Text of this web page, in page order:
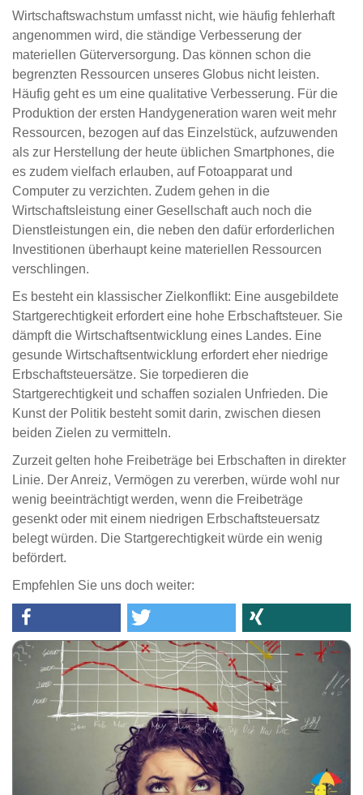
Wirtschaftswachstum umfasst nicht, wie häufig fehlerhaft
angenommen wird, die ständige Verbesserung der
materiellen Güterversorgung. Das können schon die
begrenzten Ressourcen unseres Globus nicht leisten.
Häufig geht es um eine qualitative Verbesserung. Für die
Produktion der ersten Handygeneration waren weit mehr
Ressourcen, bezogen auf das Einzelstück, aufzuwenden
als zur Herstellung der heute üblichen Smartphones, die
es zudem vielfach erlauben, auf Fotoapparat und
Computer zu verzichten. Zudem gehen in die
Wirtschaftsleistung einer Gesellschaft auch noch die
Dienstleistungen ein, die neben den dafür erforderlichen
Investitionen überhaupt keine materiellen Ressourcen
verschlingen.
Es besteht ein klassischer Zielkonflikt: Eine ausgebildete
Startgerechtigkeit erfordert eine hohe Erbschaftsteuer. Sie
dämpft die Wirtschaftsentwicklung eines Landes. Eine
gesunde Wirtschaftsentwicklung erfordert eher niedrige
Erbschaftsteuersätze. Sie torpedieren die
Startgerechtigkeit und schaffen sozialen Unfrieden. Die
Kunst der Politik besteht somit darin, zwischen diesen
beiden Zielen zu vermitteln.
Zurzeit gelten hohe Freibeträge bei Erbschaften in direkter
Linie. Der Anreiz, Vermögen zu vererben, würde wohl nur
wenig beeinträchtigt werden, wenn die Freibeträge
gesenkt oder mit einem niedrigen Erbschaftsteuersatz
belegt würden. Die Startgerechtigkeit würde ein wenig
befördert.
Empfehlen Sie uns doch weiter: